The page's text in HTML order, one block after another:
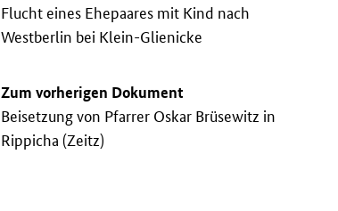
Flucht eines Ehepaares mit Kind nach
Westberlin bei Klein-Glienicke
Zum vorherigen Dokument
Beisetzung von Pfarrer Oskar Brüsewitz in
Rippicha (Zeitz)